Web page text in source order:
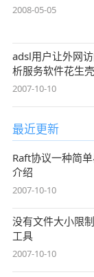
2008-05-05
adsl用户让外网
析服务软件花生壳
2007-10-10
最近更新
Raft协议一种简
介绍
2007-10-10
没有文件大小限
工具
2007-10-10